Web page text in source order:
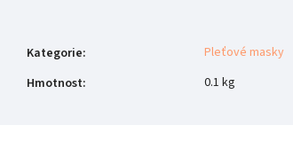
Kategorie:
Pleťové masky
Hmotnost: 0.1 kg